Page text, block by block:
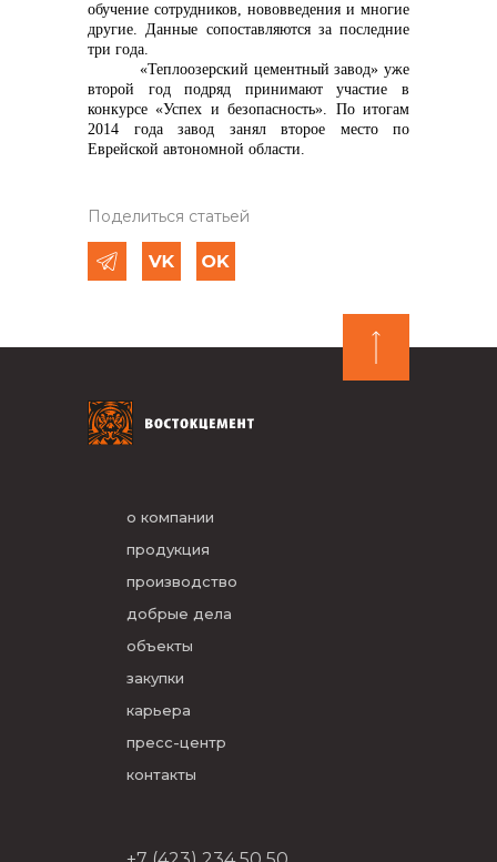
обучение сотрудников, нововведения и многие
другие. Данные сопоставляются за последние
три года.
«Теплоозерский цементный завод» уже
второй год подряд принимают участие в
конкурсе «Успех и безопасность». По итогам
2014 года завод занял второе место по
Еврейской автономной области.
Поделиться статьей
о компании
продукция
производство
добрые дела
объекты
закупки
карьера
пресс-центр
контакты